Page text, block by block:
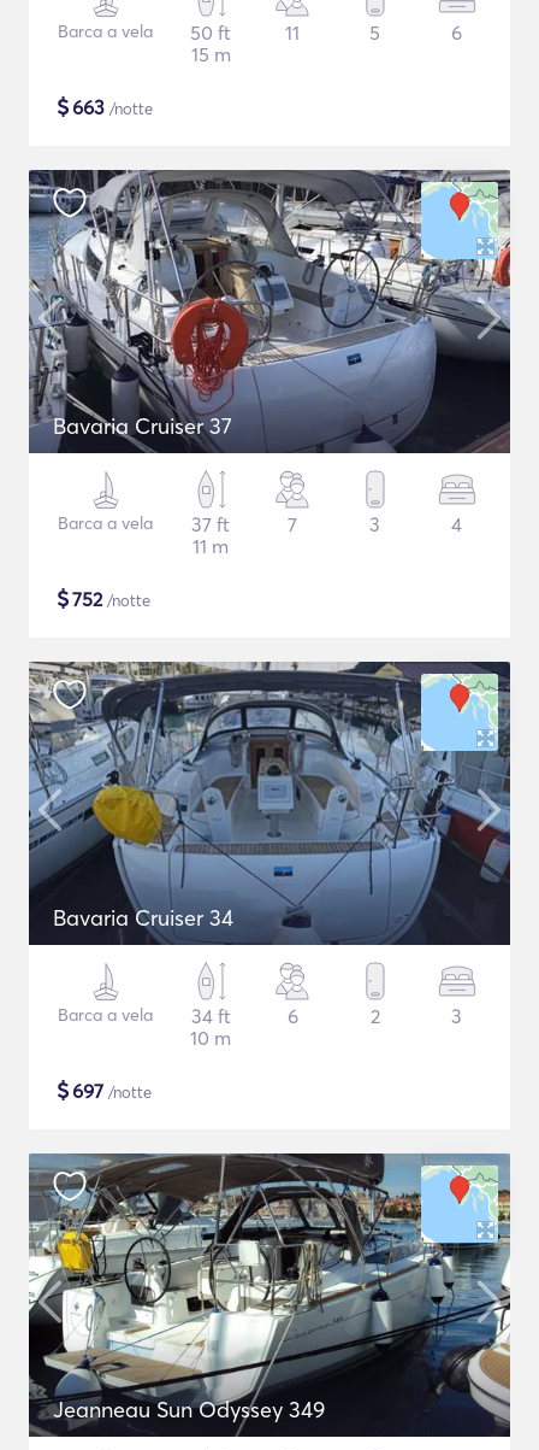
Barca a vela
50 ft
15 m
11 5 6
$663 /notte
Bavaria Cruiser 37
Barca a vela
37 ft
11 m
7 3 4
$752/notte
Bavaria Cruiser 34
Barca a vela
34 ft
10 m
6 2 3
$697 /notte
Jeanneau Sun Odyssey 349